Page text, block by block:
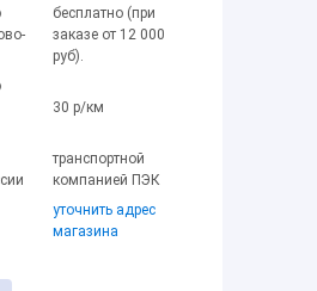
бесплатно (при
заказе от 12 000
руб).
30 р/км
транспортной
компанией ПЭК
уточнить адрес
магазина